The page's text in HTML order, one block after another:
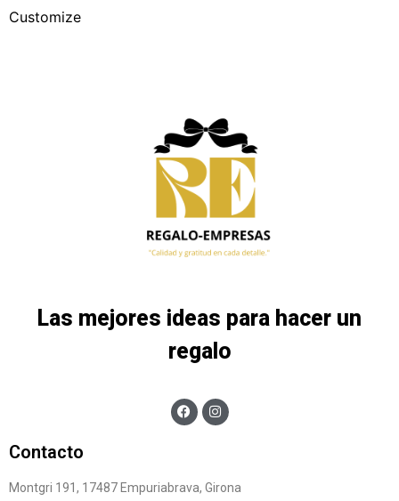
Customize
Las mejores ideas para hacer un
regalo
Contacto
Montgri 191, 17487 Empuriabrava, Girona